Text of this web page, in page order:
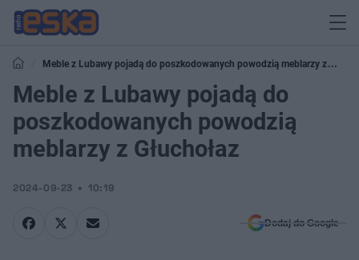
Meble z Lubawy pojadą do poszkodowanych powodzią meblarzy z
Głuchołaz
Meble z Lubawy pojadą do
poszkodowanych powodzią
meblarzy z Głuchołaz
2024-09-23 10:19
Dodaj do Google